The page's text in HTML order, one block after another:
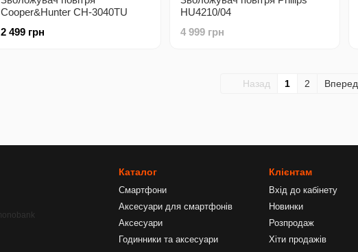
Cooper&Hunter CH-3040TU
2 499 грн
HU4210/04
4 999 грн
Назад 1 2 Вперед
Каталог
Смартфони
Аксесуари для смартфонів
Аксесуари
Годинники та аксесуари
Клієнтам
Вхід до кабінету
Новинки
Розпродаж
Хіти продажів